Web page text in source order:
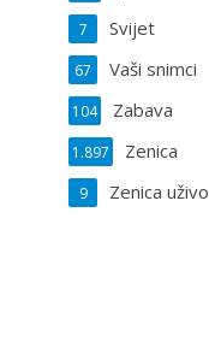
Svijet
7
Vaši snimci
67
Zabava
104
Zenica
1.897
Zenica uživo
9